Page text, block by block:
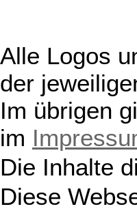
Alle Logos
der
Im übrigen
im
Die Inhalte
Diese